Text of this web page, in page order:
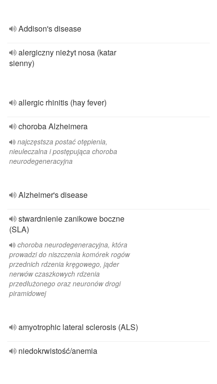
Addison's disease
alergiczny nieżyt nosa (katar
sienny)
allergic rhinitis (hay fever)
choroba Alzheimera
najczęstsza postać otępienia,
nieuleczalna i postępująca choroba
neurodegeneracyjna
Alzheimer's disease
stwardnienie zanikowe boczne
(SLA)
choroba neurodegeneracyjna, która
prowadzi do niszczenia komórek rogów
przednich rdzenia kręgowego, jąder
nerwów czaszkowych rdzenia
przedłużonego oraz neuronów drogi
piramidowej
amyotrophic lateral sclerosis (ALS)
niedokrwistość/anemia